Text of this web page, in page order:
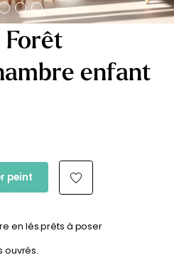
enfant
peint
en lés prêts à poser
ouvrés.